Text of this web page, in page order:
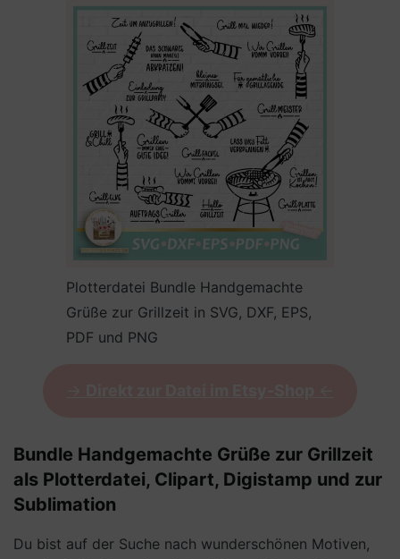
Plotterdatei Bundle Handgemachte
Grüße zur Grillzeit in SVG, DXF, EPS,
PDF und PNG
Bundle Handgemachte Grüße zur Grillzeit
als Plotterdatei, Clipart, Digistamp und zur
Sublimation
Du bist auf der Suche nach wunderschönen Motiven,